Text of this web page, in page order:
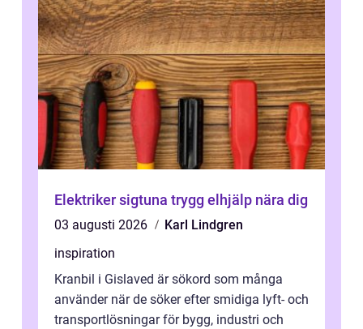
Elektriker sigtuna trygg elhjälp nära dig
03 augusti 2026
Karl Lindgren
inspiration
Kranbil i Gislaved är sökord som många
använder när de söker efter smidiga lyft- och
transportlösningar för bygg, industri och